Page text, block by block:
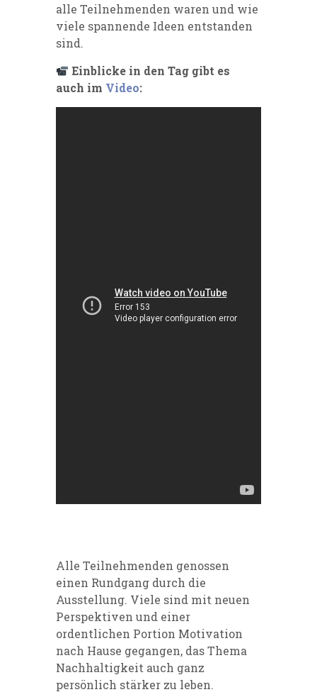
alle Teilnehmenden waren und wie
viele spannende Ideen entstanden
sind.
Einblicke in den Tag gibt es
auch im Video:
Alle Teilnehmenden genossen
einen Rundgang durch die
Ausstellung. Viele sind mit neuen
Perspektiven und einer
ordentlichen Portion Motivation
nach Hause gegangen, das Thema
Nachhaltigkeit auch ganz
persönlich stärker zu leben.